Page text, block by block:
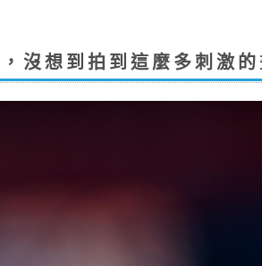
沒想到拍到這麼多刺激